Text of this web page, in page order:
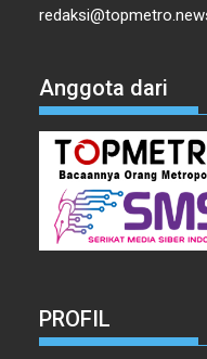
Anggota dari
PROFIL